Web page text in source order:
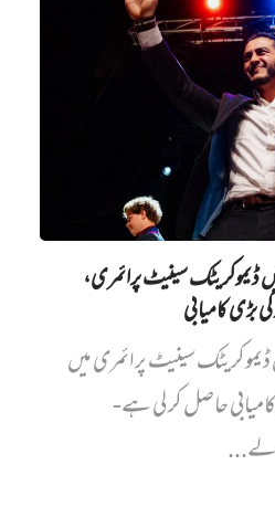
ڈیموکریٹک سینیٹ پرائمری،
بڑی کامیابی
سینیٹ پرائمری میں‌
حاصل کر لی ہے-